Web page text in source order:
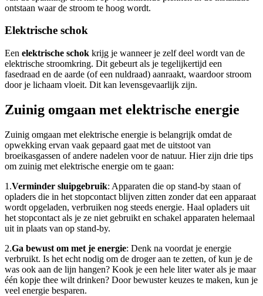
ontstaan waar de stroom te hoog wordt.
Elektrische schok
Een elektrische schok krijg je wanneer je zelf deel wordt van de
elektrische stroomkring. Dit gebeurt als je tegelijkertijd een
fasedraad en de aarde (of een nuldraad) aanraakt, waardoor stroom
door je lichaam vloeit. Dit kan levensgevaarlijk zijn.
Zuinig omgaan met elektrische energie
Zuinig omgaan met elektrische energie is belangrijk omdat de
opwekking ervan vaak gepaard gaat met de uitstoot van
broeikasgassen of andere nadelen voor de natuur. Hier zijn drie tips
om zuinig met elektrische energie om te gaan:
1.Verminder sluipgebruik: Apparaten die op stand-by staan of
opladers die in het stopcontact blijven zitten zonder dat een apparaat
wordt opgeladen, verbruiken nog steeds energie. Haal opladers uit
het stopcontact als je ze niet gebruikt en schakel apparaten helemaal
uit in plaats van op stand-by.
2.Ga bewust om met je energie: Denk na voordat je energie
verbruikt. Is het echt nodig om de droger aan te zetten, of kun je de
was ook aan de lijn hangen? Kook je een hele liter water als je maar
één kopje thee wilt drinken? Door bewuster keuzes te maken, kun je
veel energie besparen.